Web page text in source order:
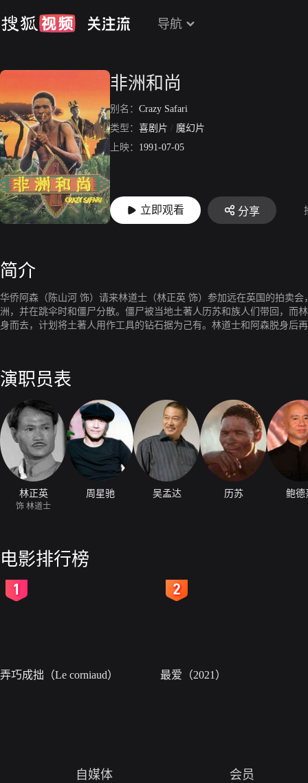
导航
非洲和尚
别名： Crazy Safari
类型： 喜剧片 / 魔幻片
上映： 1991-07-05
立即观看 分享
简介
华侨阿森（陈山河 饰）请来林道士（林正英 饰）参加远在英国的拍卖
洲，并在跳伞时和僵尸分散。僵尸被当地土著人历苏和族人们带回，而
身而去，计划将土著人用作工具的钻石据为己有。林道士和阿森脱身后
演职员表
林正英
饰 林道士
周星驰 吴孟达 历苏 鲍德
电影排行榜
弄巧成拙（Le corniaud） 最爱（2021）
自媒体 会员